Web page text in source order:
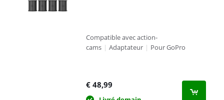
Compatible avec action-
cams | Adaptateur | Pour GoPro
€ 48,99